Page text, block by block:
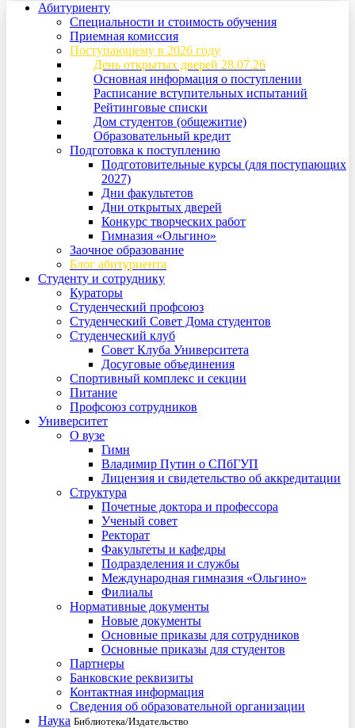
Абитуриенту
Специальности и стоимость обучения
Приемная комиссия
Поступающему в 2026 году
День открытых дверей 28.07.26
Основная информация о поступлении
Расписание вступительных испытаний
Рейтинговые списки
Дом студентов (общежитие)
Образовательный кредит
Подготовка к поступлению
Подготовительные курсы (для поступающих
2027)
Дни факультетов
Дни открытых дверей
Конкурс творческих работ
Гимназия «Ольгино»
Заочное образование
Блог абитуриента
Студенту и сотруднику
Кураторы
Студенческий профсоюз
Студенческий Совет Дома студентов
Студенческий клуб
Совет Клуба Университета
Досуговые объединения
Спортивный комплекс и секции
Питание
Профсоюз сотрудников
Университет
О вузе
Гимн
Владимир Путин о СПбГУП
Лицензия и свидетельство об аккредитации
Структура
Почетные доктора и профессора
Ученый совет
Ректорат
Факультеты и кафедры
Подразделения и службы
Международная гимназия «Ольгино»
Филиалы
Нормативные документы
Новые документы
Основные приказы для сотрудников
Основные приказы для студентов
Партнеры
Банковские реквизиты
Контактная информация
Сведения об образовательной организации
Наука Библиотека/Издательство